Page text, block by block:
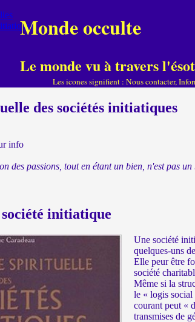
Monde occulte
Le monde vu à travers
Les icones signifient : Nous contacter,
des sociétés initiatiques
info
des passions, tout en étant un bien, n'est pas
société initiatique
Une société
quelques-uns
Elle peur être
société
Même si la
le « logis social
courant peut «
transmises de